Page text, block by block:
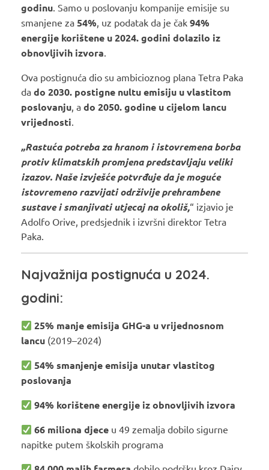
godinu . Samo u poslovanju kompanije emisije su
smanjene za 54% , uz podatak da je čak 94%
energije korištene u 2024. godini dolazilo iz
obnovljivih izvora
Ova postignuća dio su ambicioznog plana Tetra Paka
da do 2030. postigne nultu emisiju u vlastitom
poslovanju , a do 2050. godine u cijelom lancu
vrijednosti
„Rastuća potreba za hranom i istovremena borba
protiv klimatskih promjena predstavljaju veliki
izazov. Naše izvješće potvrđuje da je moguće
istovremeno razvijati održivije prehrambene
sustave i smanjivati utjecaj na okoliš,“ izjavio je
Adolfo Orive, predsjednik i izvršni direktor Tetra
Paka.
Najvažnija postignuća u 2024.
godini:
25% manje emisija GHG-a u vrijednosnom
lancu (2019–2024)
54% smanjenje emisija unutar vlastitog
poslovanja
94% korištene energije iz obnovljivih izvora
66 miliona djece u 49 zemalja dobilo sigurne
napitke putem školskih programa